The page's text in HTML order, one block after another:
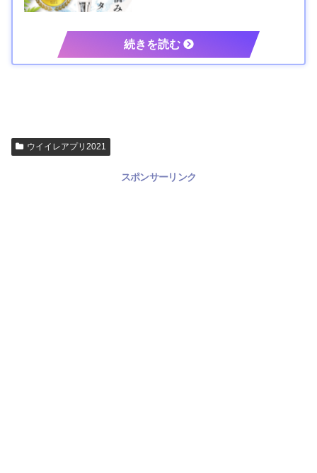
ウイイレアプリ2021
スポンサーリンク